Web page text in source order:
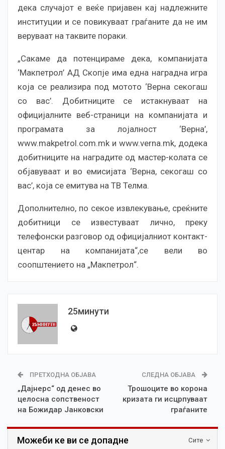
дека случајот е веќе пријавен кај надлежните
институции и се повикуваат граѓаните да не им
веруваат на таквите пораки.
„Сакаме да потенцираме дека, компанијата
‘Макпетрол’ АД Скопје има една наградна игра
која се реализира под мотото ‘Верна секогаш
со вас’. Добитниците се истакнуваат на
официјалните веб-страници на компанијата и
програмата за лојалност ‘Верна’,
www.makpetrol.com.mk и www.verna.mk, додека
добитниците на наградите од мастер-колата се
објавуваат и во емисијата ‘Верна, секогаш со
вас’, која се емитува на ТВ Телма.
Дополнително, по секое извлекување, среќните
добитници се известуваат лично, преку
телефонски разговор од официјалниот контакт-
центар на компанијата“,се вели во
соопштението на „Макпетрол“.
25минути
ПРЕТХОДНА ОБЈАВА
„Дајнерс“ од денес во
целосна сопственост
на Божидар Јанковски
СЛЕДНА ОБЈАВА
Трошоците во корона
кризата ги исцрпуваат
граѓаните
Сите
Можеби ке ви се допадне